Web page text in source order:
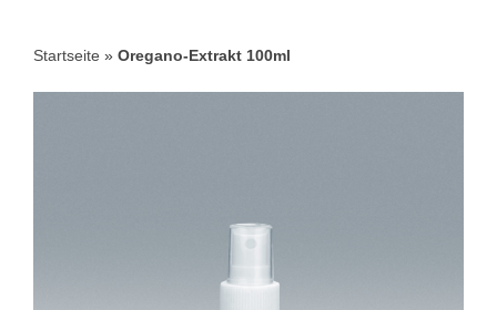
Startseite » Oregano-Extrakt 100ml